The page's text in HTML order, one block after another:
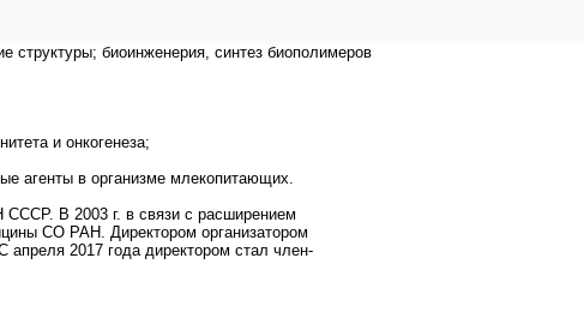
структуры; биоинженерия, синтез биополимеров
и онкогенеза;
агенты в организме млекопитающих.
СССР. В 2003 г. в связи с расширением
СО РАН. Директором организатором
апреля 2017 года директором стал член-